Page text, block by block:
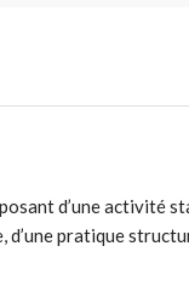
d’une activité
d’une pratique